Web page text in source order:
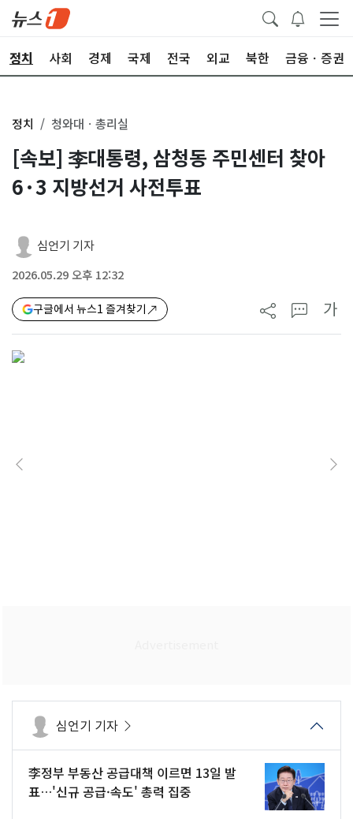
정치 사회 경제 국제 전국 외교 북한 금융ㆍ증권
정치 청와대ㆍ총리실
[속보] 李대통령, 삼청동 주민센터 찾아
6·3 지방선거 사전투표
심언기 기자
2026.05.29 오후 12:32
구글에서 뉴스1 즐겨찾기 가
심언기 기자
李정부 부동산 공급대책 이르면 13일 발
표…'신규 공급·속도' 총력 집중